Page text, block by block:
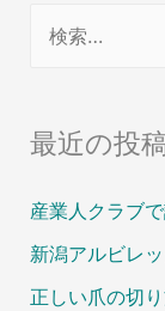
最近の投
産業人クラブ
新潟アルビレ
正しい爪の切